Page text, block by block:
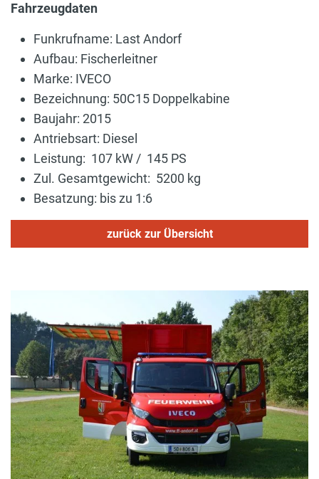
Fahrzeugdaten
Funkrufname: Last Andorf
Aufbau: Fischerleitner
Marke: IVECO
Bezeichnung: 50C15 Doppelkabine
Baujahr: 2015
Antriebsart: Diesel
Leistung: 107 kW / 145 PS
Zul. Gesamtgewicht: 5200 kg
Besatzung: bis zu 1:6
zurück zur Übersicht